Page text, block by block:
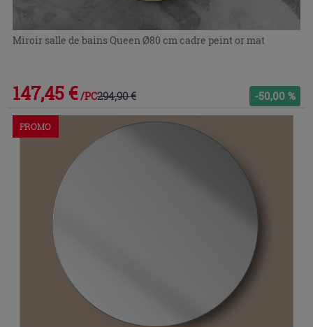
Miroir salle de bains Queen Ø80 cm cadre peint or mat
147,45 € /PC294,90 € -50,00 %
PROMO